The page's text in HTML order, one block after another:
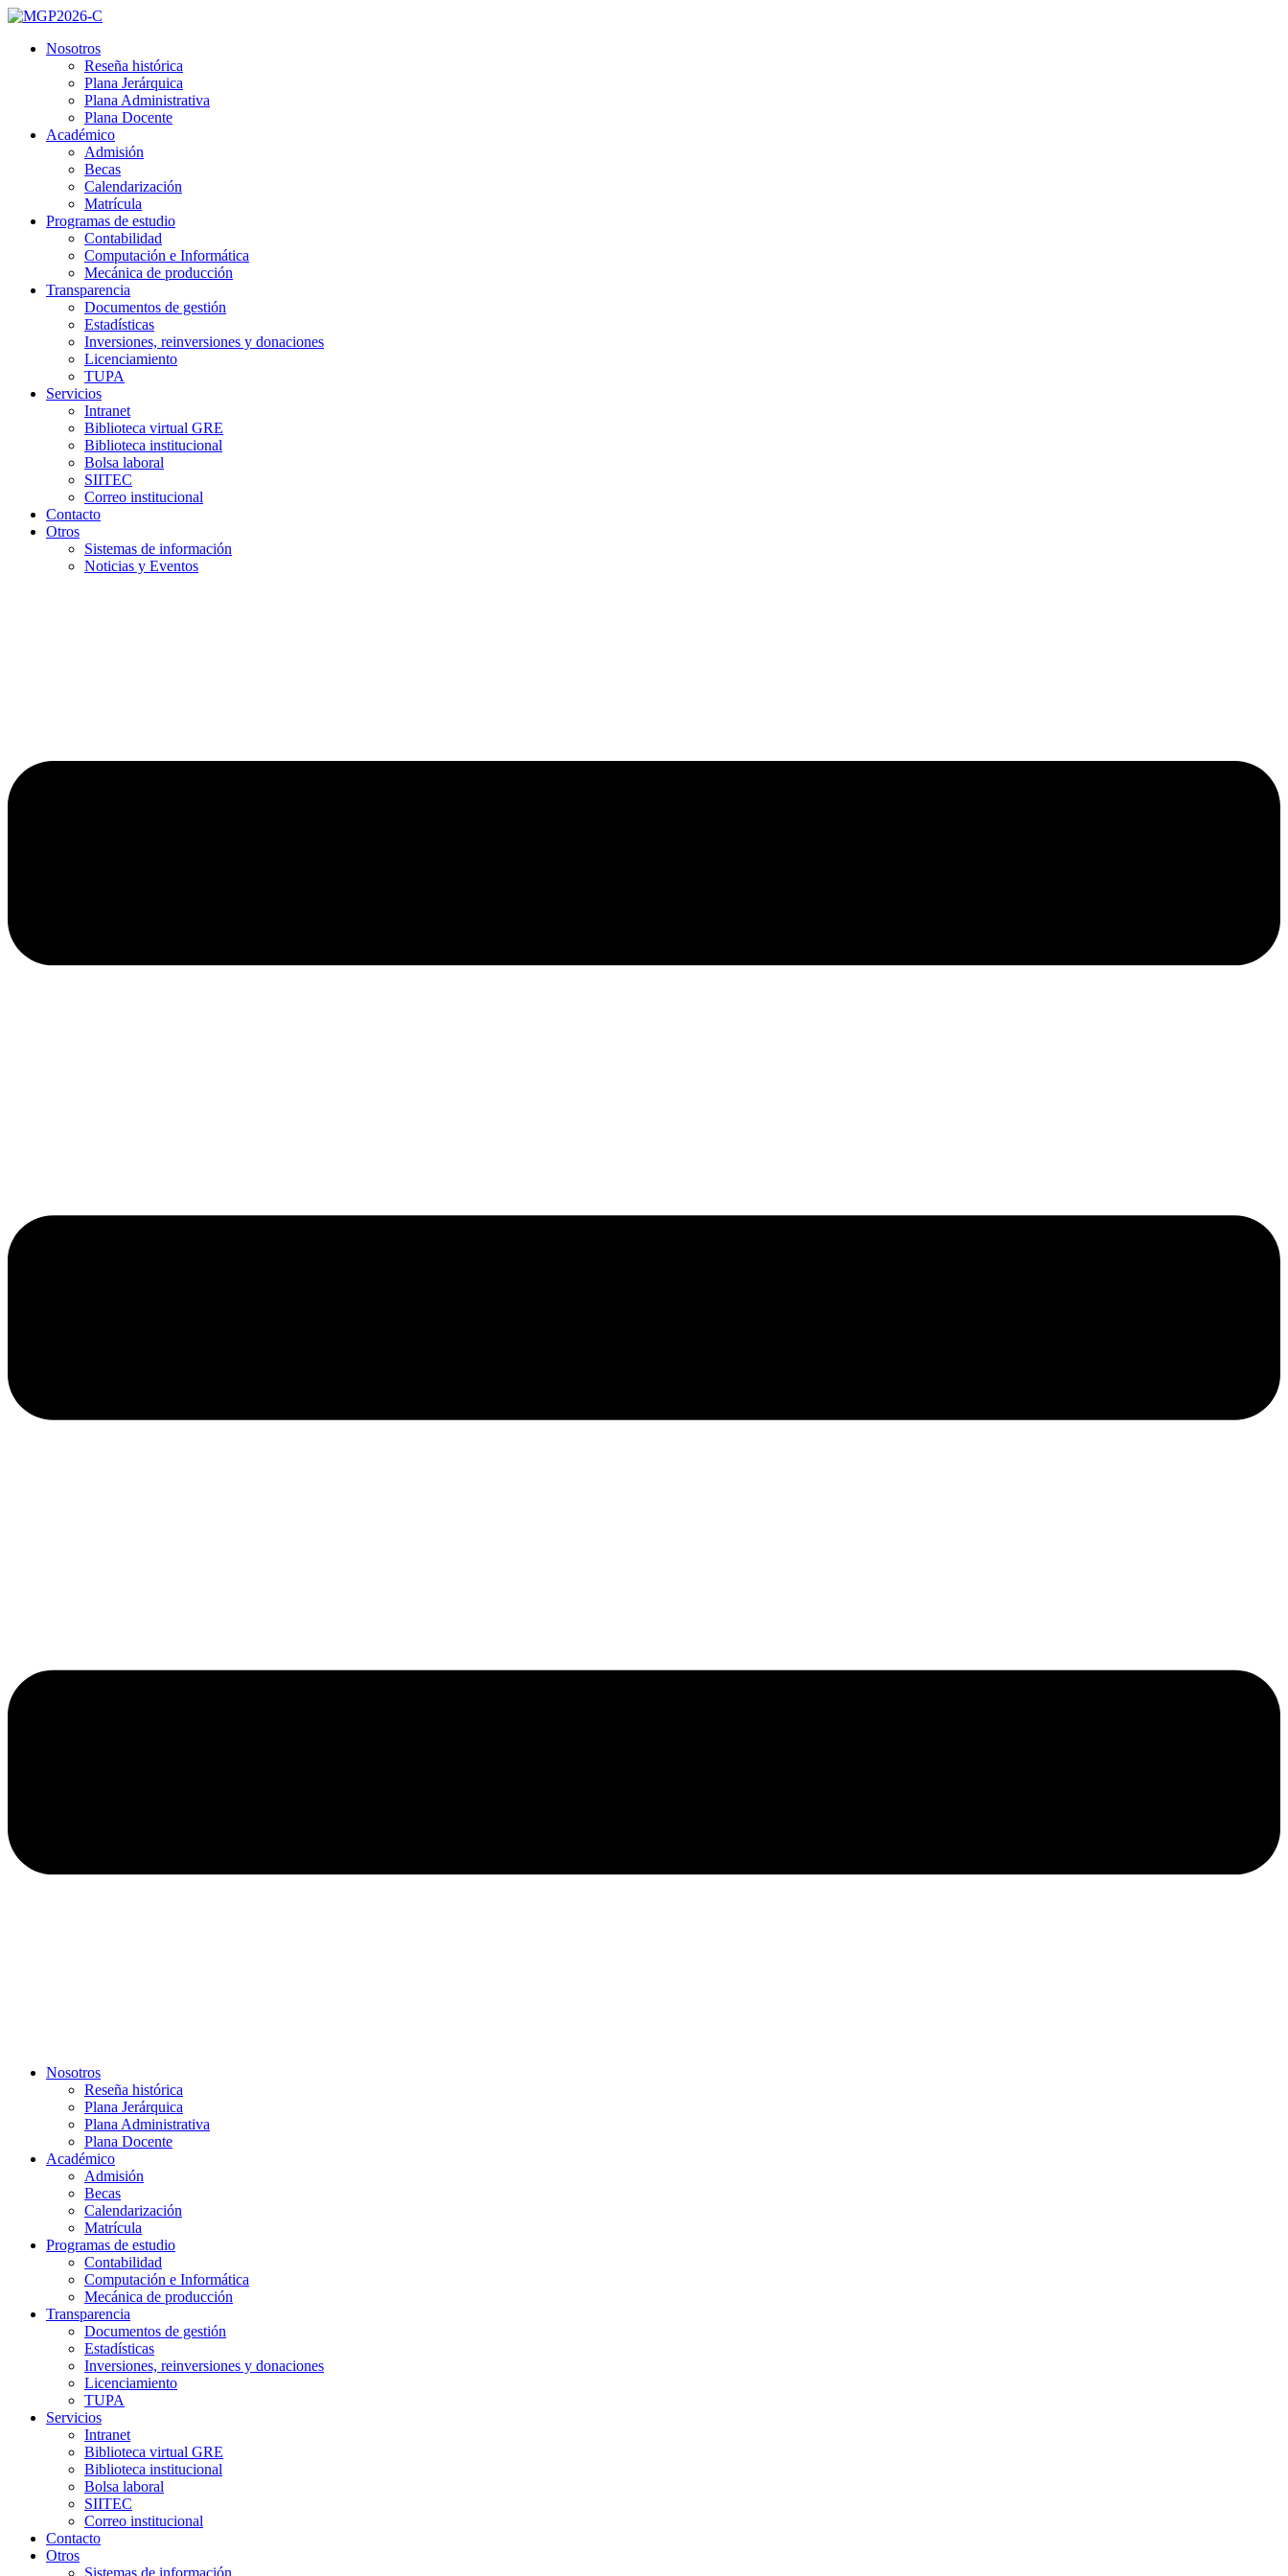
Skip
contentNosotros
Reseña histórica
Plana Jerárquica
Plana Administrativa
Plana Docente
Académico
Admisión
Becas
Calendarización
Matrícula
Programas de estudio
Contabilidad
Computación e Informática
Mecánica de producción
Transparencia
Documentos de gestión
Estadísticas
Inversiones, reinversiones y donaciones
Licenciamiento
TUPA
Servicios
Intranet
Biblioteca virtual GRE
Biblioteca institucional
Bolsa laboral
SIITEC
Correo institucional
Contacto
Otros
Sistemas de información
Noticias y Eventos
Nosotros
Reseña histórica
Plana Jerárquica
Plana Administrativa
Plana Docente
Académico
Admisión
Becas
Calendarización
Matrícula
Programas de estudio
Contabilidad
Computación e Informática
Mecánica de producción
Transparencia
Documentos de gestión
Estadísticas
Inversiones, reinversiones y donaciones
Licenciamiento
TUPA
Servicios
Intranet
Biblioteca virtual GRE
Biblioteca institucional
Bolsa laboral
SIITEC
Correo institucional
Contacto
Otros
Sistemas de información